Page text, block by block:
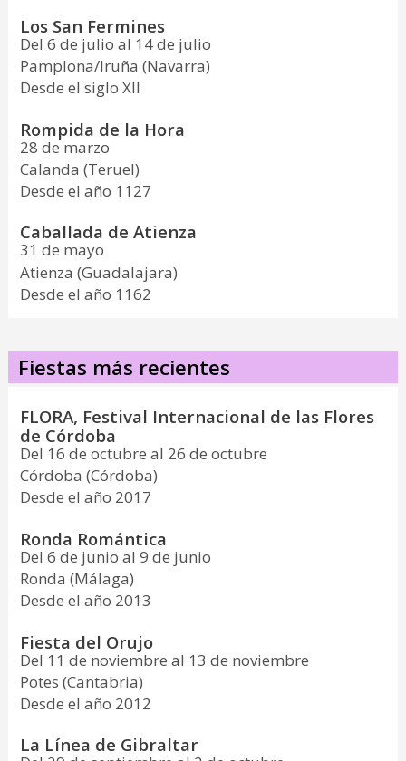
Los San Fermines
Del 6 de julio al 14 de julio
Pamplona/Iruña (Navarra)
Desde el siglo XII
Rompida de la Hora
28 de marzo
Calanda (Teruel)
Desde el año 1127
Caballada de Atienza
31 de mayo
Atienza (Guadalajara)
Desde el año 1162
Fiestas más recientes
FLORA, Festival Internacional de las Flores
de Córdoba
Del 16 de octubre al 26 de octubre
Córdoba (Córdoba)
Desde el año 2017
Ronda Romántica
Del 6 de junio al 9 de junio
Ronda (Málaga)
Desde el año 2013
Fiesta del Orujo
Del 11 de noviembre al 13 de noviembre
Potes (Cantabria)
Desde el año 2012
La Línea de Gibraltar